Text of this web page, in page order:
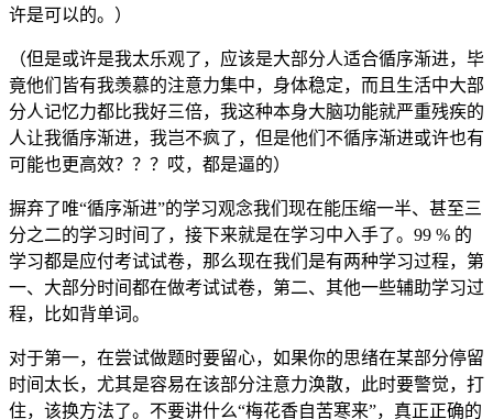
许是可以的。）
（但是或许是我太乐观了，应该是大部分人适合循序渐进，毕
竟他们皆有我羡慕的注意力集中，身体稳定，而且生活中大部
分人记忆力都比我好三倍，我这种本身大脑功能就严重残疾的
人让我循序渐进，我岂不疯了，但是他们不循序渐进或许也有
可能也更高效？？？哎，都是逼的）
摒弃了唯“循序渐进”的学习观念我们现在能压缩一半、甚至三
分之二的学习时间了，接下来就是在学习中入手了。99 % 的
学习都是应付考试试卷，那么现在我们是有两种学习过程，第
一、大部分时间都在做考试试卷，第二、其他一些辅助学习过
程，比如背单词。
对于第一，在尝试做题时要留心，如果你的思绪在某部分停留
时间太长，尤其是容易在该部分注意力涣散，此时要警觉，打
住，该换方法了。不要讲什么“梅花香自苦寒来”，真正正确的